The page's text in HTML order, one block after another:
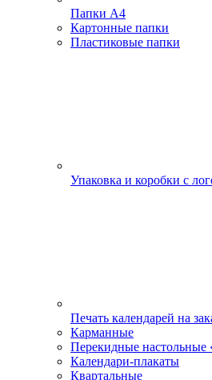
Папки А4
Картонные папки
Пластиковые папки
Упаковка и коробки с
Печать календарей на
Карманные
Перекидные настольные
Календари-плакаты
Квартальные